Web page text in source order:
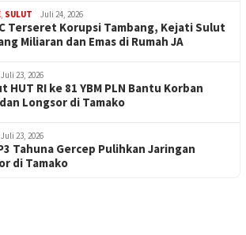
SULUT Juli 24, 2026
Terseret Korupsi Tambang, Kejati Sulut
Miliaran dan Emas di Rumah JA
Juli 23, 2026
HUT RI ke 81 YBM PLN Bantu Korban
Longsor di Tamako
Juli 23, 2026
Tahuna Gercep Pulihkan Jaringan
di Tamako